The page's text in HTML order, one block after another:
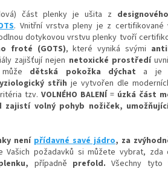
část plenky je ušita z
. Vnitřní vrstva pleny je z certifikované
dotykovou vrstvu plenky tvoří
froté (GOTS), které vyniká svými
zajišťují nejen netoxické prostředí
může dětská pokožka dýchat a je
střih je vytvořen dle
tzv. VOLNÉHO BALENÍ = úzká část
zajistí volný pohyb nožiček,
není přídavné savé jádro, za
Vašich požadavků si můžete vybrat, zda
případně prefold. Všechny tyto